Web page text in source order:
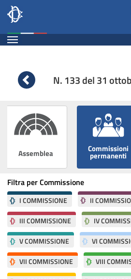
Salta
contenuto
principale
Montecitorio7
Leg
19
133
Espandi
Contenuto
N. 133 del 31
Vai
alla
precedente
Assemblea Commissioni
permanenti
Filtra per Commissione
I COMMISSIONE
II
III COMMISSIONE
IV
V COMMISSIONE
VI
VII COMMISSIONE
VIII